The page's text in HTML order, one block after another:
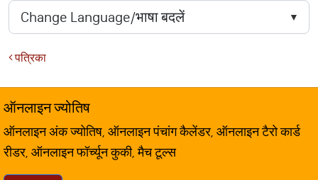
पत्रिका
ऑनलाइन ज्योतिष
ऑनलाइन अंक ज्योतिष, ऑनलाइन पंचांग कैलेंडर, ऑनलाइन टैरो कार्ड
रीडर, ऑनलाइन फॉर्च्यून कुकी, मैच टूल्स